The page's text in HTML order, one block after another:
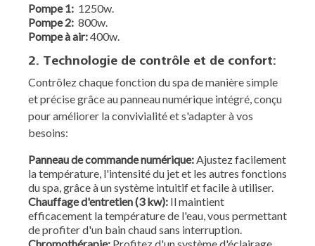
Pompe 1: 1250w.
Pompe 2: 800w.
Pompe à air:400w.
2. Technologie de contrôle et de confort:
Contrôlez chaque fonction du spa de manière simple
et précise grâce au panneau numérique intégré, conçu
pour améliorer la convivialité et s'adapter à vos
besoins:
Panneau de commande numérique: Ajustez facilement
la température, l'intensité du jet et les autres fonctions
du spa, grâce à un système intuitif et facile à utiliser.
Chauffage d'entretien (3 kw): Il maintient
efficacement la température de l'eau, vous permettant
de profiter d'un bain chaud sans interruption.
Chromothérapie: Profitez d'un système d'éclairage